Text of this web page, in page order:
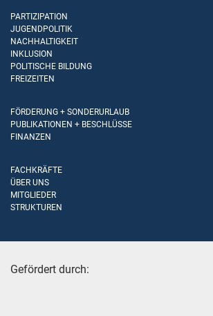
PARTIZIPATION
JUGENDPOLITIK
NACHHALTIGKEIT
INKLUSION
POLITISCHE BILDUNG
FREIZEITEN
FÖRDERUNG + SONDERURLAUB
PUBLIKATIONEN + BESCHLÜSSE
FINANZEN
FACHKRÄFTE
ÜBER UNS
MITGLIEDER
STRUKTUREN
Gefördert durch: